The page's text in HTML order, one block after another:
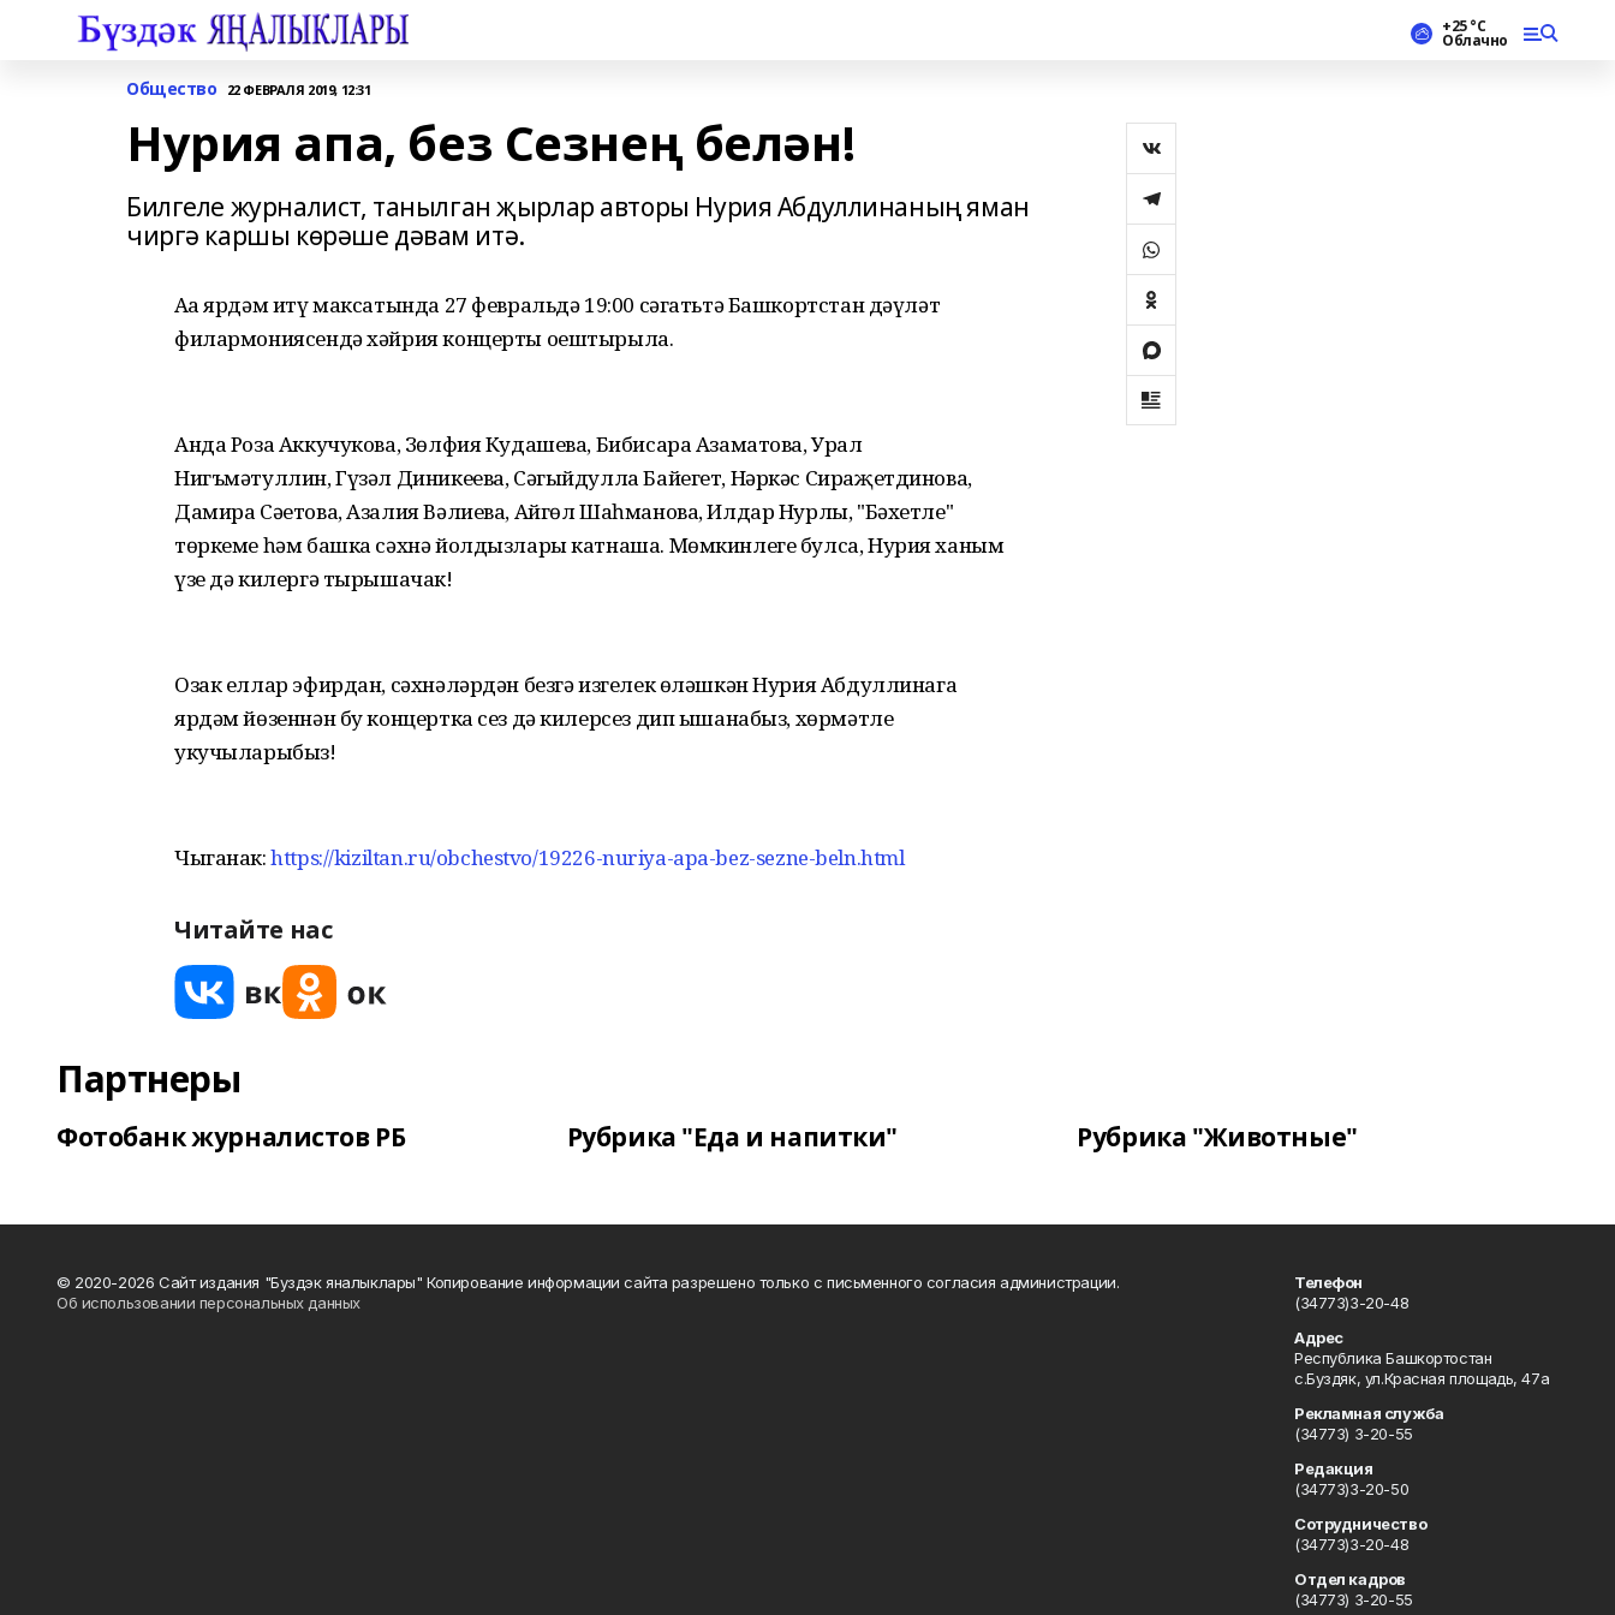
+25 °С
Облачно
Общество 22 ФЕВРАЛЯ 2019, 12:31
Нурия апа, без Сезнең белән!
Билгеле журналист, танылган җырлар авторы Нурия Абдуллинаның яман
чиргә каршы көрәше дәвам итә.
Аңа ярдәм итү максатында 27 февральдә 19:00 сәгатьтә Башкортстан дәүләт
филармониясендә хәйрия концерты оештырыла.
Анда Роза Аккучукова, Зөлфия Кудашева, Бибисара Азаматова, Урал
Нигъмәтуллин, Гүзәл Диникеева, Сәгыйдулла Байегет, Нәркәс Сираҗетдинова,
Дамира Сәетова, Азалия Вәлиева, Айгөл Шаһманова, Илдар Нурлы, "Бәхетле"
төркеме һәм башка сәхнә йолдызлары катнаша. Мөмкинлеге булса, Нурия ханым
үзе дә килергә тырышачак!
Озак еллар эфирдан, сәхнәләрдән безгә изгелек өләшкән Нурия Абдуллинага
ярдәм йөзеннән бу концертка сез дә килерсез дип ышанабыз, хөрмәтле
укучыларыбыз!
Чыганак:https://kiziltan.ru/obchestvo/19226-nuriya-apa-bez-sezne-beln.html
Читайте нас
Партнеры
Фотобанк журналистов РБ Рубрика "Еда и напитки" Рубрика "Животные"
© 2020-2026 Сайт издания "Буздэк яналыклары" Копирование информации сайта разрешено только с письменного согласия администрации.
Об использовании персональных данных
Телефон
(34773)3-20-48
Адрес
Республика Башкортостан
с.Буздяк, ул.Красная площадь, 47а
Рекламная служба
(34773) 3-20-55
Редакция
(34773)3-20-50
Сотрудничество
(34773)3-20-48
Отдел кадров
(34773) 3-20-55